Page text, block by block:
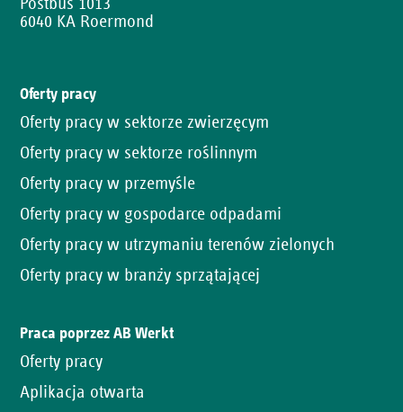
Postbus 1013
6040 KA Roermond
Oferty pracy
Oferty pracy w sektorze zwierzęcym
Oferty pracy w sektorze roślinnym
Oferty pracy w przemyśle
Oferty pracy w gospodarce odpadami
Oferty pracy w utrzymaniu terenów zielonych
Oferty pracy w branży sprzątającej
Praca poprzez AB Werkt
Oferty pracy
Aplikacja otwarta